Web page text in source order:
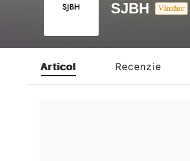
SJBH Vânzător
Articol Recenzie